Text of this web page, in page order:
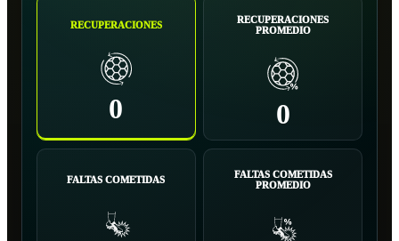
RECUPERACIONES
0
RECUPERACIONES
PROMEDIO
0
FALTAS COMETIDAS
FALTAS COMETIDAS
PROMEDIO